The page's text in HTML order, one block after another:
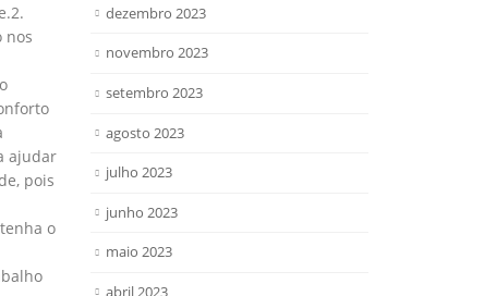
nos
ajudar
pois
o
dezembro 2023
novembro 2023
setembro 2023
agosto 2023
julho 2023
junho 2023
maio 2023
abril 2023